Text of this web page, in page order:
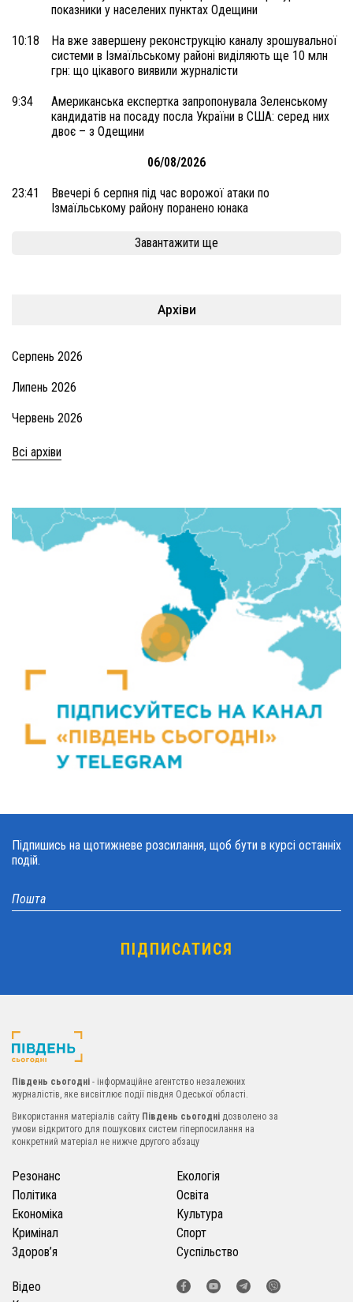
показники у населених пунктах Одещини
10:18
На вже завершену реконструкцію каналу зрошувальної
системи в Ізмаїльському районі виділяють ще 10 млн
грн: що цікавого виявили журналісти
9:34
Американська експертка запропонувала Зеленському
кандидатів на посаду посла України в США: серед них
двоє – з Одещини
06/08/2026
23:41
Ввечері 6 серпня під час ворожої атаки по
Ізмаїльському району поранено юнака
Завантажити ще
Архіви
Серпень 2026
Липень 2026
Червень 2026
Всі архіви
Підпишись на щотижневе розсилання, щоб бути в курсі останніх
подій.
Південь сьогодні - інформаційне агентство незалежних
журналістів, яке висвітлює події півдня Одеської області.
Використання матеріалів сайту Південь сьогодні дозволено за
умови відкритого для пошукових систем гіперпосилання на
конкретний матеріал не нижче другого абзацу
Резонанс
Політика
Економіка
Кримінал
Здоров’я
Екологія
Освіта
Культура
Спорт
Суспільство
Відео